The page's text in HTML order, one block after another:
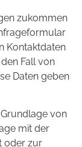
zukommen
Kontaktdaten
Fall von
Daten geben
von
mit der
oder zur